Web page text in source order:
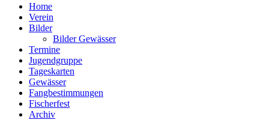
Home
Verein
Bilder
Bilder Gewässer
Termine
Jugendgruppe
Tageskarten
Gewässer
Fangbestimmungen
Fischerfest
Archiv